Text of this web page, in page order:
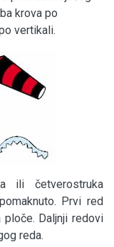
krova po
vertikali.
ili četverostruka
Prvi red
Daljnji redovi
reda.